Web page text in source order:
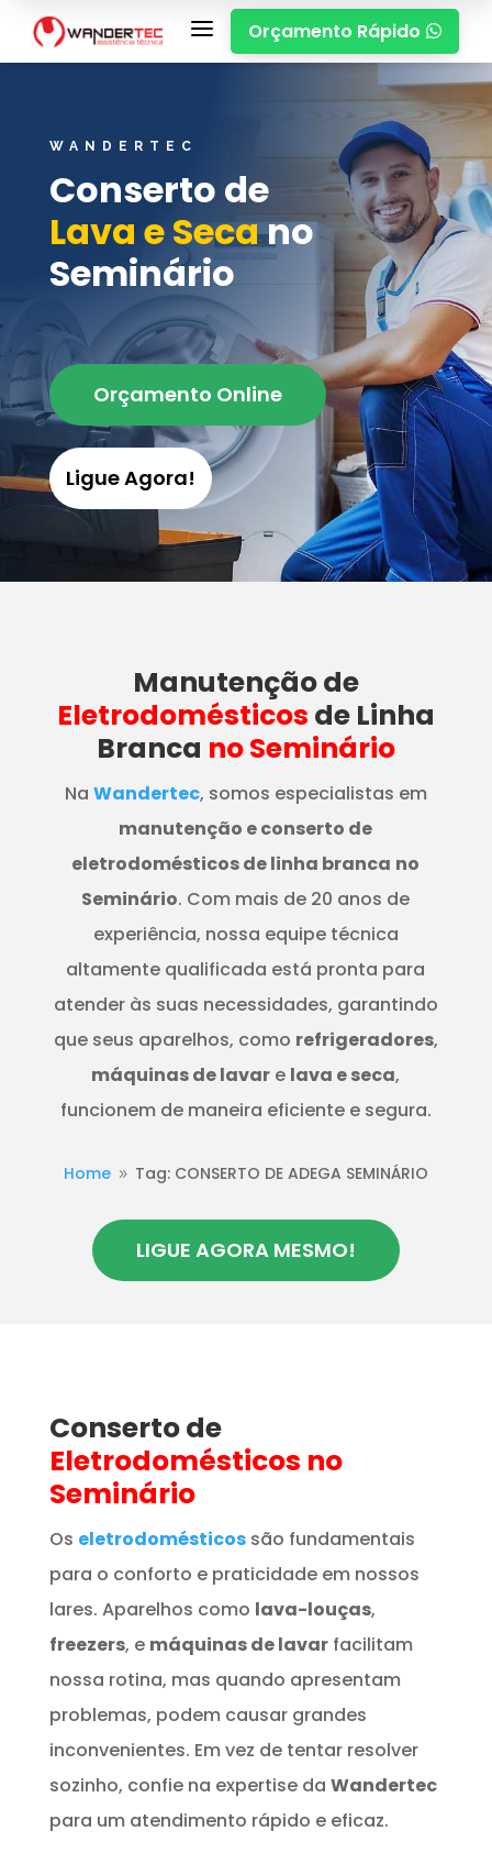
a Orçamento Rápido 
WANDERTEC
Conserto de
Lava e Secano
Seminário
Orçamento Online
Ligue Agora!
Manutençãode
Eletrodomésticos de Linha
Branca no Seminário
Na Wandertec, somos especialistas em
manutenção e conserto de
eletrodomésticos de linha branca no
Seminário. Com mais de 20 anos de
experiência, nossa equipe técnica
altamente qualificada está pronta para
atender às suas necessidades, garantindo
que seus aparelhos, como refrigeradores,
máquinas de lavar e lava e seca,
funcionem de maneira eficiente e segura.
Home 9 Tag: CONSERTO DE ADEGA SEMINÁRIO
LIGUE AGORA MESMO!
Conserto de
Eletrodomésticos no
Seminário
Os eletrodomésticos são fundamentais
para o conforto e praticidade em nossos
lares. Aparelhos como lava-louças,
freezers, e máquinas de lavarfacilitam
nossa rotina, mas quando apresentam
problemas, podem causar grandes
inconvenientes. Em vez de tentar resolver
sozinho, confie na expertise da Wandertec
para um atendimento rápido e eficaz.